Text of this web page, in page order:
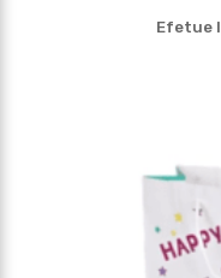
Efetue